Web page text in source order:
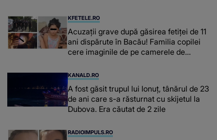
înțepe sânul”
KFETELE.RO
Acuzații grave după găsirea fetiței de 11
ani dispărute în Bacău! Familia copilei
cere imaginile de pe camerele de
mea...”
KANALD.RO
A fost găsit trupul lui Ionuț, tânărul de 23
de ani care s-a răsturnat cu skijetul la
Dubova. Era căutat de 2 zile
RADIOIMPULS.RO